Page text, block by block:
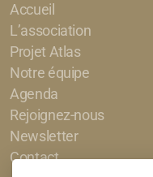
Accueil
L’association
Projet Atlas
Notre équipe
Agenda
Rejoignez-nous
Newsletter
Contact